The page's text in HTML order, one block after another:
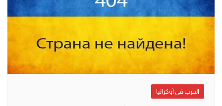
الحرب في أوكرانيا